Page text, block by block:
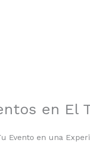
en El
Evento en una